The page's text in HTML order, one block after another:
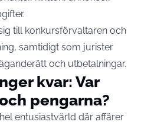
till konkursförvaltaren och
samtidigt som jurister
och utbetalningar.
kvar: Var
pengarna?
entusiastvärld där affärer